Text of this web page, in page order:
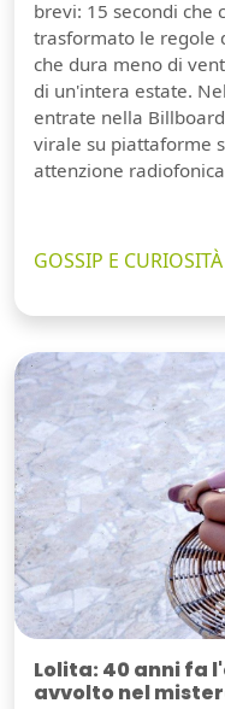
brevi: 15 secondi che
trasformato le regole
che dura meno di
di un'intera estate.
entrate nella
virale su piattaforme
attenzione
GOSSIP E CURIOSITÀ
Lolita: 40 anni fa
avvolto nel